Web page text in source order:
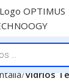
Vidrios